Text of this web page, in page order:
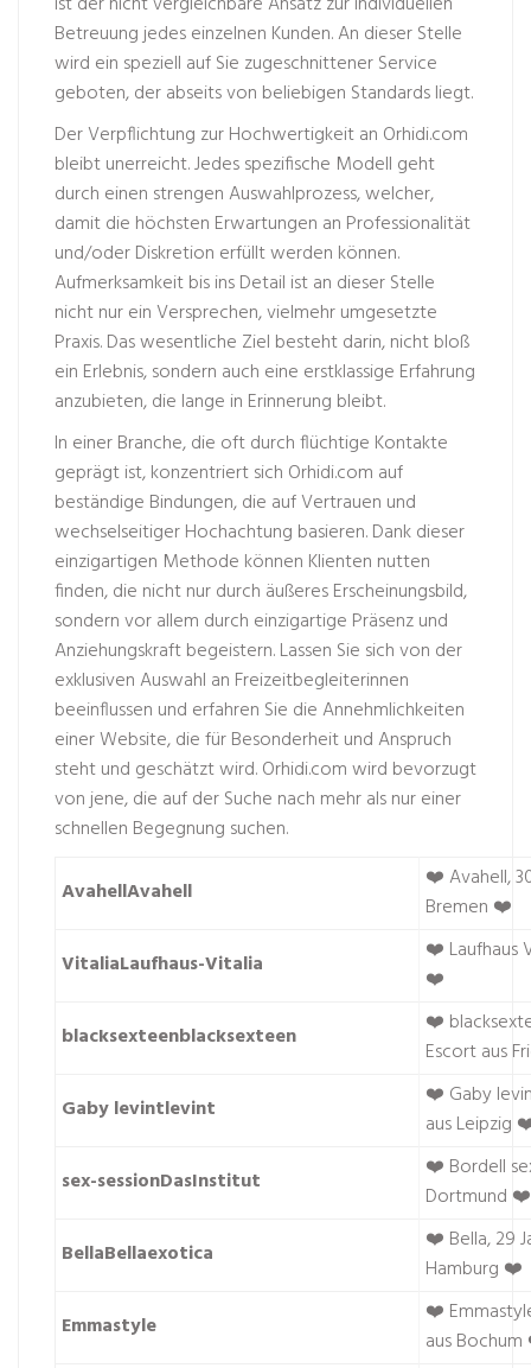
Betreuung jedes einzelnen Kunden. An dieser Stelle
wird ein speziell auf Sie zugeschnittener Service
geboten, der abseits von beliebigen Standards liegt.
Der Verpflichtung zur Hochwertigkeit an Orhidi.com
bleibt unerreicht. Jedes spezifische Modell geht
durch einen strengen Auswahlprozess, welcher,
damit die höchsten Erwartungen an Professionalität
und/oder Diskretion erfüllt werden können.
Aufmerksamkeit bis ins Detail ist an dieser Stelle
nicht nur ein Versprechen, vielmehr umgesetzte
Praxis. Das wesentliche Ziel besteht darin, nicht bloß
ein Erlebnis, sondern auch eine erstklassige Erfahrung
anzubieten, die lange in Erinnerung bleibt.
In einer Branche, die oft durch flüchtige Kontakte
geprägt ist, konzentriert sich Orhidi.com auf
beständige Bindungen, die auf Vertrauen und
wechselseitiger Hochachtung basieren. Dank dieser
einzigartigen Methode können Klienten nutten
finden, die nicht nur durch äußeres Erscheinungsbild,
sondern vor allem durch einzigartige Präsenz und
Anziehungskraft begeistern. Lassen Sie sich von der
exklusiven Auswahl an Freizeitbegleiterinnen
beeinflussen und erfahren Sie die Annehmlichkeiten
einer Website, die für Besonderheit und Anspruch
steht und geschätzt wird. Orhidi.com wird bevorzugt
von jene, die auf der Suche nach mehr als nur einer
schnellen Begegnung suchen.
AvahellAvahell
❤️ Avahell,
Bremen ❤️
VitaliaLaufhaus-Vitalia
❤️ Laufhaus
❤️
blacksexteenblacksexteen
❤️
Escort aus
Gaby levintlevint
❤️ Gaby
aus Leipzig
sex-sessionDasInstitut
❤️ Bordell
Dortmund ❤️
BellaBellaexotica
❤️ Bella, 29
Hamburg ❤️
Emmastyle
❤️
aus